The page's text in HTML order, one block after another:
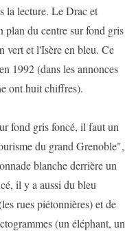
la lecture. Le Drac et
plan du centre sur fond gris
vert et l'Isère en bleu. Ce
1992 (dans les annonces
ont huit chiffres).
fond gris foncé, il faut un
du grand Grenoble",
blanche derrière un
il y a aussi du bleu
rues piétonnières) et de
(un éléphant, un